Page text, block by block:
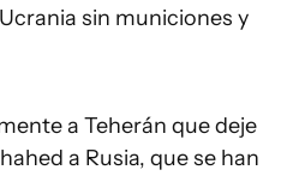
sin municiones y
a Teherán que deje
a Rusia, que se han